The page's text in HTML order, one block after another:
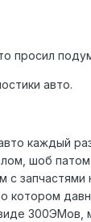
просил
авто.
каждый
шоб
с
котором
300ЭМов,